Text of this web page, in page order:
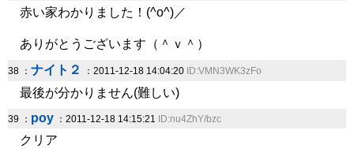
赤い家わかりました！(^o^)／
ありがとうございます（＾ｖ＾）
38 ： ナイト２ ：2011-12-18 14:04:20 ID:VMN3WK3zFo
最後が分かりません(難しい)
39 ： poy ：2011-12-18 14:15:21 ID:nu4ZhY/bzc
クリア